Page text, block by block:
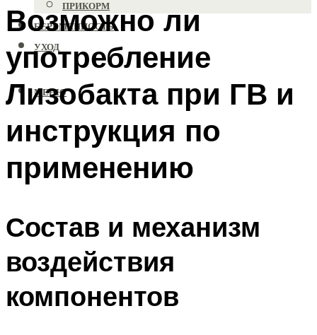
ПРИКОРМ
БЕРЕМЕННОСТЬ
УХОД
МЕНЮ
Возможно ли
употребление
Лизобакта при ГВ и
инструкция по
применению
Состав и механизм
воздействия
компонентов